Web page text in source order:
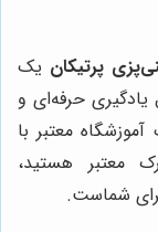
پرتیکان یک
حرفه‌ای و
معتبر با
معتبر هستید،
شماست.